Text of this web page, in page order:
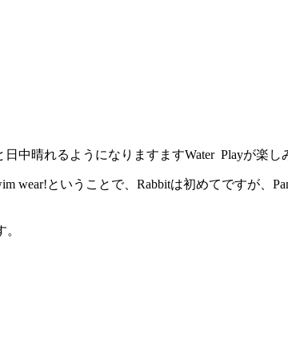
中晴れるようになりますますWater Playが楽し
wear!ということで、Rabbitは初めてですが、